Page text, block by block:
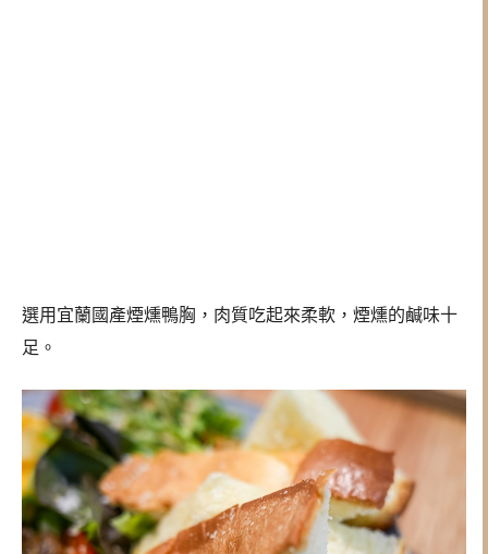
選用宜蘭國產煙燻鴨胸，肉質吃起來柔軟，煙燻的鹹味十
足。